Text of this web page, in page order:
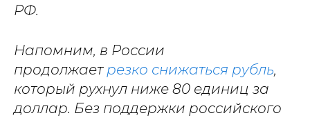
РФ.
Напомним, в России
продолжает резко снижаться рубль,
который рухнул ниже 80 единиц за
доллар. Без поддержки российского